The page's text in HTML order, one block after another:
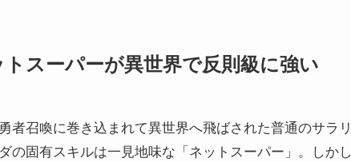
スーパーが異世界で反則級に強い
者召喚に巻き込まれて異世界へ飛ばされた普通のサラ
の固有スキルは一見地味な「ネットスーパー」。しか